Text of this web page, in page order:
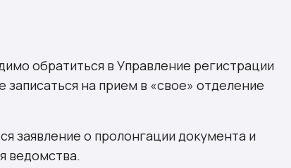
обратиться в Управление регистрации
на прием в «свое» отделение
заявление о пролонгации документа и
ведомства.